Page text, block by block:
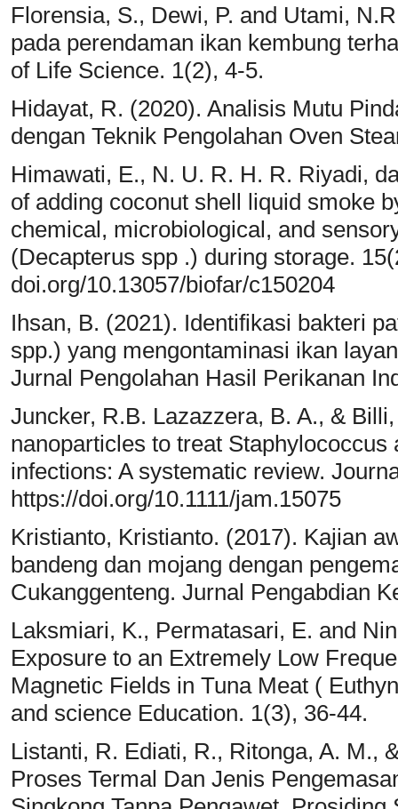
Florensia, S., Dewi, P. and Utami,
pada perendaman ikan kembung
of Life Science. 1(2), 4-5.
Hidayat, R. (2020). Analisis Mutu
dengan Teknik Pengolahan Oven
Himawati, E., N. U. R. H. R. Riyadi,
of adding coconut shell liquid smoke
chemical, microbiological, and
(Decapterus spp .) during storage.
doi.org/10.13057/biofar/c150204
Ihsan, B. (2021). Identifikasi bakteri
spp.) yang mengontaminasi ikan
Jurnal Pengolahan Hasil Perikanan
Juncker, R.B. Lazazzera, B. A., &
nanoparticles to treat
infections: A systematic review.
https://doi.org/10.1111/jam.15075
Kristianto, Kristianto. (2017). Kajian
bandeng dan mojang dengan
Cukanggenteng. Jurnal Pengabdian
Laksmiari, K., Permatasari, E. and
Exposure to an Extremely Low
Magnetic Fields in Tuna Meat (
and science Education. 1(3), 36-44.
Listanti, R. Ediati, R., Ritonga, A. M.,
Proses Termal Dan Jenis